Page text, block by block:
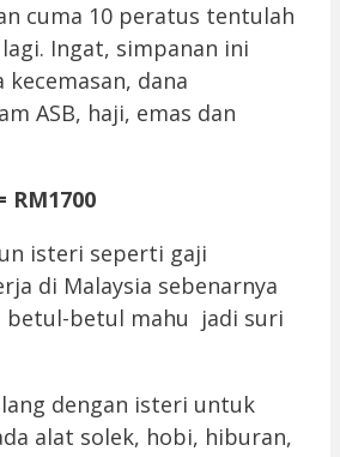
cuma 10 peratus tentulah
Ingat, simpanan ini
dana
ASB, haji, emas dan
RM1700
isteri seperti gaji
di Malaysia sebenarnya
betul-betul mahu jadi suri
dengan isteri untuk
alat solek, hobi, hiburan,